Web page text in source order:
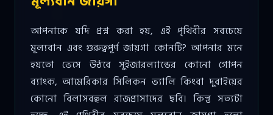
আপনাকে যদি প্রশ্ন করা হয়, এই পৃথিবীর সবচেয়ে
মূল্যবান এবং গুরুত্বপূর্ণ জায়গা কোনটি? আপনার মনে
হয়তো ভেসে উঠবে সুইজারল্যান্ডের কোনো গোপন
ব্যাংক, আমেরিকার সিলিকন ভ্যালি কিংবা দুবাইয়ের
কোনো বিলাসবহুল রাজপ্রাসাদের ছবি। কিন্তু সত্যটা